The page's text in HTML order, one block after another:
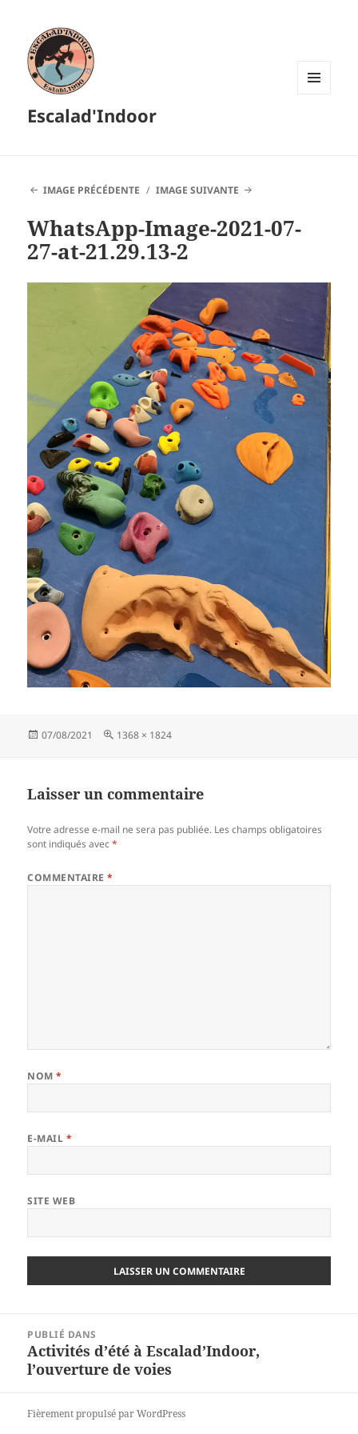
Escalad'Indoor
IMAGE PRÉCÉDENTE IMAGE SUIVANTE
WhatsApp-Image-2021-07-
27-at-21.29.13-2
Publié
07/08/2021
Taille
1368 × 1824
Laisser un commentaire
Votre adresse e-mail ne sera pas publiée. Les champs obligatoires
sont indiqués avec*
COMMENTAIRE*
NOM*
E-MAIL *
SITE WEB
l’article
PUBLIÉ DANS
Activités d’été à Escalad’Indoor,
l’ouverture de voies
Fièrement propulsé par WordPress